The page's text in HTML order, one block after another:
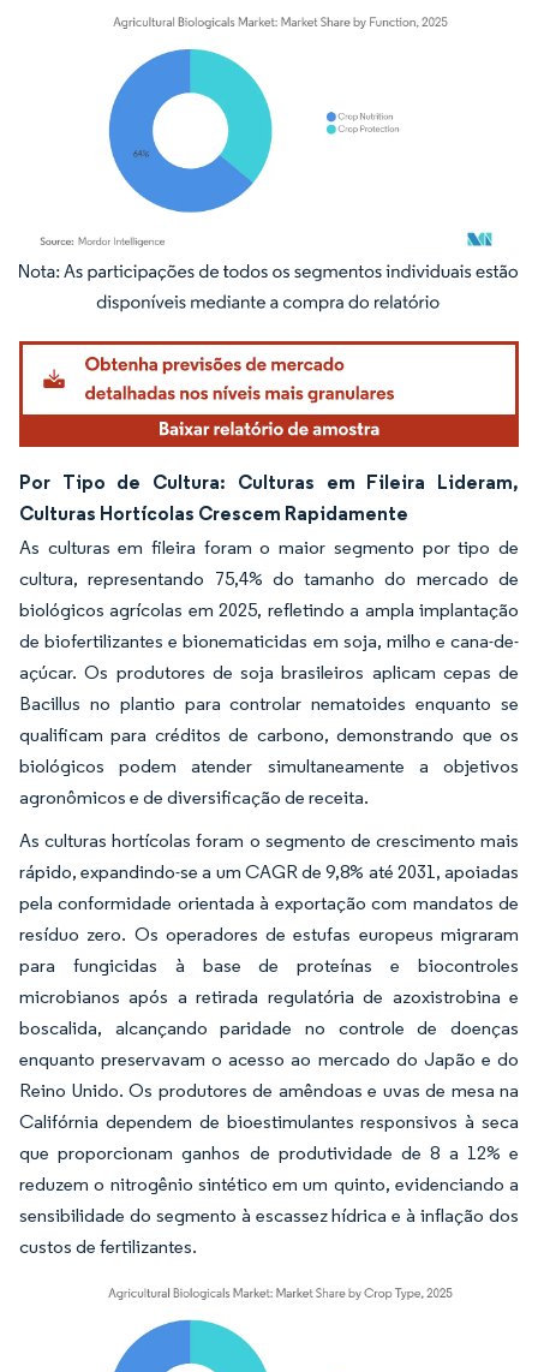
Imagem © Mordor Intelligence. O reuso requer atribuição conforme CC BY 4.0.
Por Tipo de Cultura: Culturas em Fileira Lideram,
Culturas Hortícolas Crescem Rapidamente
As culturas em fileira foram o maior segmento por tipo de
cultura, representando 75,4% do tamanho do mercado de
biológicos agrícolas em 2025, refletindo a ampla implantação
de biofertilizantes e bionematicidas em soja, milho e cana-de-
açúcar. Os produtores de soja brasileiros aplicam cepas de
Bacillus no plantio para controlar nematoides enquanto se
qualificam para créditos de carbono, demonstrando que os
biológicos podem atender simultaneamente a objetivos
agronômicos e de diversificação de receita.
As culturas hortícolas foram o segmento de crescimento mais
rápido, expandindo-se a um CAGR de 9,8% até 2031, apoiadas
pela conformidade orientada à exportação com mandatos de
resíduo zero. Os operadores de estufas europeus migraram
para fungicidas à base de proteínas e biocontroles
microbianos após a retirada regulatória de azoxistrobina e
boscalida, alcançando paridade no controle de doenças
enquanto preservavam o acesso ao mercado do Japão e do
Reino Unido. Os produtores de amêndoas e uvas de mesa na
Califórnia dependem de bioestimulantes responsivos à seca
que proporcionam ganhos de produtividade de 8 a 12% e
reduzem o nitrogênio sintético em um quinto, evidenciando a
sensibilidade do segmento à escassez hídrica e à inflação dos
custos de fertilizantes.